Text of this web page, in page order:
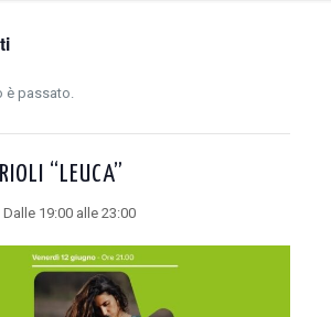
è passato.
“LEUCA”
19:00 alle 23:00